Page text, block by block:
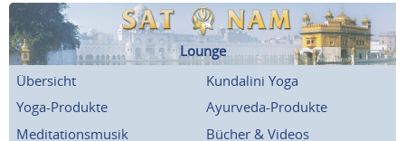
Lounge
Übersicht
Kundalini Yoga
Yoga-Produkte
Ayurveda-Produkte
Meditationsmusik
Bücher & Videos